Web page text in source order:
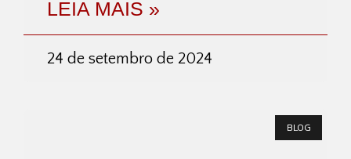
LEIA MAIS »
24 de setembro de 2024
BLOG